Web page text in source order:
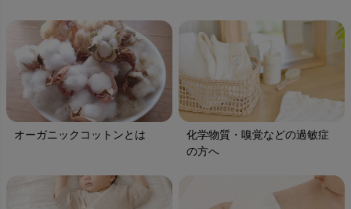
オーガニックコットンとは
化学物質・嗅覚などの過敏症
の方へ